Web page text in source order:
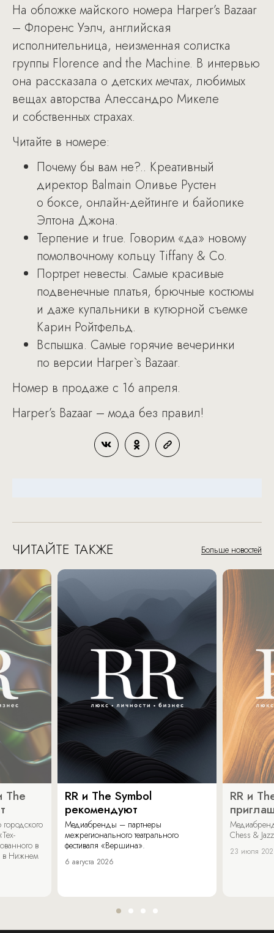
На обложке майского номера Harper’s Bazaar
– Флоренс Уэлч, английская
исполнительница, неизменная солистка
группы Florence and the Machine. В интервью
она рассказала о детских мечтах, любимых
вещах авторства Алессандро Микеле
и собственных страхах.
Читайте в номере:
Почему бы вам не?.. Креативный
директор Balmain Оливье Рустен
о боксе, онлайн-дейтинге и байопике
Элтона Джона.
Терпение и true. Говорим «да» новому
помолвочному кольцу Tiffany & Co.
Портрет невесты. Самые красивые
подвенечные платья, брючные костюмы
и даже купальники в кутюрной съемке
Карин Ройтфельд.
Вспышка. Самые горячие вечеринки
по версии Harper`s Bazaar.
Номер в продаже с 16 апреля.
Harper’s Bazaar – мода без правил!
ЧИТАЙТЕ ТАКЖЕ Больше новостей
The
в
в Нижнем
RR и The Symbol
рекомендуют
Медиабренды – партнеры
межрегионального театрального
фестиваля «Вершина».
6 августа 2026
RR и
Chess &
23 июля